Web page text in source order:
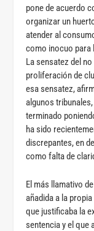
pone de acuerdo
organizar un
atender al
como inocuo para
La sensatez del
proliferación de
esa sensatez,
algunos
terminado
ha sido
discrepantes, en
como falta de
El más llamativo
añadida a la
que justificaba la
sentencia y el que